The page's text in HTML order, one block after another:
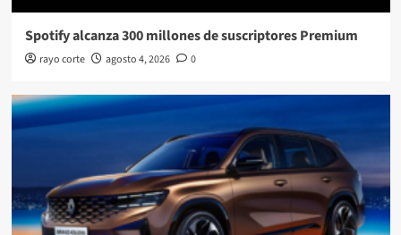
Spotify alcanza 300 millones de suscriptores Premium
rayo corte agosto 4, 2026 0